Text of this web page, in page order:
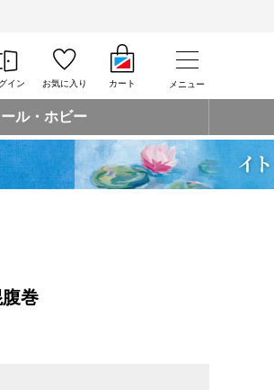
イン お気に入り カート メニュー
ル・ホビー
巻